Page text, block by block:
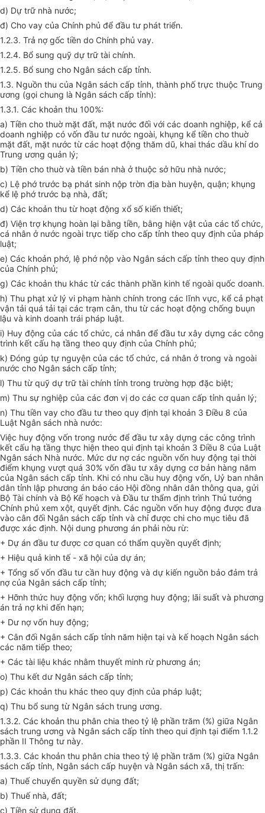
d) Dự trữ nhà nước;
đ) Cho vay của Chính phủ để đầu tư phát triển.
1.2.3. Trả nợ gốc tiền do Chính phủ vay.
1.2.4. Bổ sung quỹ dự trữ tài chính.
1.2.5. Bổ sung cho Ngân sách cấp tỉnh.
1.3. Nguồn thu của Ngân sách cấp tỉnh, thành phố trực thuộc Trung
ương (gọi chung là Ngân sách cấp tỉnh):
1.3.1. Các khoản thu 100%:
a) Tiền cho thuờ mặt đất, mặt nước đối với các doanh nghiệp, kể cả
doanh nghiệp có vốn đầu tư nước ngoài, khụng kể tiền cho thuờ
mặt đất, mặt nước từ các hoạt động thăm dũ, khai thác dầu khí do
Trung ương quản lý;
b) Tiền cho thuờ và tiền bán nhà ở thuộc sở hữu nhà nước;
c) Lệ phớ trước bạ phát sinh nộp trờn địa bàn huyện, quận; khụng
kể lệ phớ trước bạ nhà, đất;
d) Các khoản thu từ hoạt động xổ số kiến thiết;
đ) Viện trợ khụng hoàn lại bằng tiền, bằng hiện vật của các tổ chức,
cá nhân ở nước ngoài trực tiếp cho cấp tỉnh theo quy định của pháp
luật;
e) Các khoản phớ, lệ phớ nộp vào Ngân sách cấp tỉnh theo quy định
của Chính phủ;
g) Các khoản thu khác từ các thành phần kinh tế ngoài quốc doanh.
h) Thu phạt xử lý vi phạm hành chính trong các lĩnh vực, kể cả phạt
vận tải quá tải tại các trạm cân, thu từ các hoạt động chống buụn
lậu và kinh doanh trái pháp luật.
i) Huy động của các tổ chức, cá nhân để đầu tư xây dựng các công
trình kết cấu hạ tầng theo quy định của Chính phủ;
k) Đóng gúp tự nguyện của các tổ chức, cá nhân ở trong và ngoài
nước cho Ngân sách cấp tỉnh;
l) Thu từ quỹ dự trữ tài chính tỉnh trong trường hợp đặc biệt;
m) Thu sự nghiệp của các đơn vị do các cơ quan cấp tỉnh quản lý;
n) Thu tiền vay cho đầu tư theo quy định tại khoản 3 Điều 8 của
Luật Ngân sách nhà nước:
Việc huy động vốn trong nước để đầu tư xây dựng các công trình
kết cấu hạ tầng thực hiện theo qui định tại khoản 3 Điều 8 của Luật
Ngân sách Nhà nước. Mức dư nợ các nguồn vốn huy động tại thời
điểm khụng vượt quá 30% vốn đầu tư xây dựng cơ bản hàng năm
của Ngân sách cấp tỉnh. Khi có nhu cầu huy động vốn, Uỷ ban nhân
dân tỉnh lập phương án báo cáo Hội đồng nhân dân thông qua, gửi
Bộ Tài chính và Bộ Kế hoạch và Đầu tư thẩm định trình Thủ tướng
Chính phủ xem xột, quyết định. Các nguồn vốn huy động được đưa
vào cân đối Ngân sách cấp tỉnh và chỉ được chi cho mục tiêu đã
được xác định. Nội dung phương án phải nờu rừ:
+ Dự án đầu tư được cơ quan có thẩm quyền quyết định;
+ Hiệu quả kinh tế - xã hội của dự án;
+ Tổng số vốn đầu tư cần huy động và dự kiến nguồn bảo đảm trả
nợ của Ngân sách cấp tỉnh;
+ Hỡnh thức huy động vốn; khối lượng huy động; lãi suất và phương
án trả nợ khi đến hạn;
+ Dư nợ vốn huy động;
+ Cân đối Ngân sách cấp tỉnh năm hiện tại và kế hoạch Ngân sách
các năm tiếp theo;
+ Các tài liệu khác nhằm thuyết minh rừ phương án;
o) Thu kết dư Ngân sách cấp tỉnh;
p) Các khoản thu khác theo quy định của pháp luật;
q) Thu bổ sung từ Ngân sách trung ương.
1.3.2. Các khoản thu phân chia theo tỷ lệ phần trăm (%) giữa Ngân
sách trung ương và Ngân sách cấp tỉnh theo qui định tại điểm 1.1.2
phần II Thông tư này.
1.3.3. Các khoản thu phân chia theo tỷ lệ phần trăm (%) giữa Ngân
sách cấp tỉnh, Ngân sách cấp huyện và Ngân sách xã, thị trấn:
a) Thuế chuyển quyền sử dụng đất;
b) Thuế nhà, đất;
c) Tiền sử dụng đất.